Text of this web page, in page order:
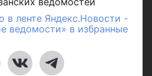
в ленте Яндекс.Новости -
ведомости» в избранные